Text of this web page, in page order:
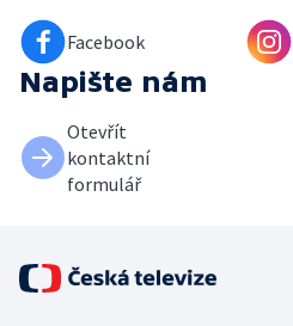
Facebook
Napište nám
Otevřít
kontaktní
formulář